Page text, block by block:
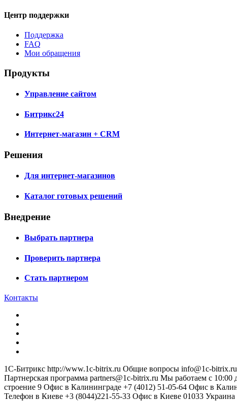
Центр поддержки
Поддержка
FAQ
Мои обращения
Продукты
Управление сайтом
Битрикс24
Интернет-магазин + CRM
Решения
Для интернет-магазинов
Каталог готовых решений
Внедрение
Выбрать партнера
Проверить партнера
Стать партнером
Контакты
1С-Битрикс http://www.1c-bitrix.ru Общие вопросы info@1c-bitrix.ru
Партнерская программа partners@1c-bitrix.ru Мы работаем с 10:00
строение 9 Офис в Калининграде +7 (4012) 51-05-64 Офис в
Телефон в Киеве +3 (8044)221-55-33 Офис в Киеве 01033 Украина